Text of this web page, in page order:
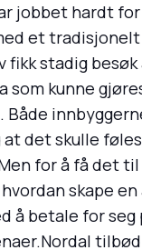
jobbet hardt for
et
stadig besøk
som kunne
det skulle
for å få det
skape
betale for